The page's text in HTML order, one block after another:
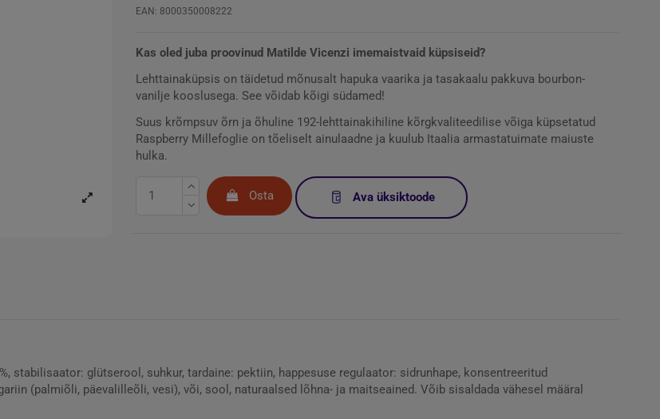
EAN: 8000350008222
Kas oled juba proovinud Matilde Vicenzi imemaistvaid küpsiseid?
Lehttainaküpsis on täidetud mõnusalt hapuka vaarika ja tasakaalu pakkuva bourbon-
vanilje kooslusega. See võidab kõigi südamed!
Suus krõmpsuv õrn ja õhuline 192-lehttainakihiline kõrgkvaliteedilise võiga küpsetatud
Raspberry Millefoglie on tõeliselt ainulaadne ja kuulub Itaalia armastatuimate maiuste
hulka.
Osta Ava üksiktoode
stabilisaator: glütserool, suhkur, tardaine: pektiin, happesuse regulaator: sidrunhape, konsentreeritud
(palmiõli, päevalilleõli, vesi), või, sool, naturaalsed lõhna- ja maitseained. Võib sisaldada vähesel määral